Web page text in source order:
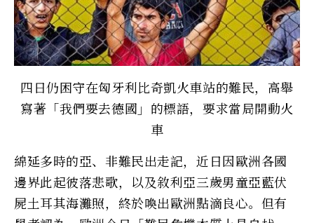
四日仍困守在匈牙利比奇凱火車站的難民，高舉
寫著「我們要去德國」的標語，要求當局開動火
車
綿延多時的亞、非難民出走記，近日因歐洲各國
邊界此起彼落悲歌，以及敘利亞三歲男童亞藍伏
屍土耳其海灘照，終於喚出歐洲點滴良心。但有